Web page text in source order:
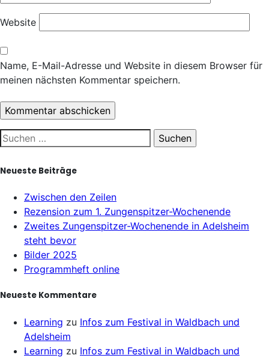
Website
Name, E-Mail-Adresse und Website in diesem Browser für
meinen nächsten Kommentar speichern.
Suchen
nach:
Neueste Beiträge
Zwischen den Zeilen
Rezension zum 1. Zungenspitzer-Wochenende
Zweites Zungenspitzer-Wochenende in Adelsheim
steht bevor
Bilder 2025
Programmheft online
Neueste Kommentare
Learning zu Infos zum Festival in Waldbach und
Adelsheim
Learning zu Infos zum Festival in Waldbach und